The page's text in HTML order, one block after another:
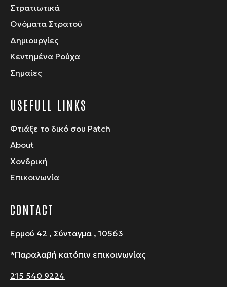
Στρατιωτικά
Ονόματα Στρατού
Δημιουργίες
Κεντημένα Ρούχα
Σημαίες
USEFULL LINKS
Φτιάξε το δικό σου Patch
About
Χονδρική
Επικοινωνία
CONTACT
Ερμού 42 , Σύνταγμα , 10563
*Παραλαβή κατόπιν επικοινωνίας
215 540 9224